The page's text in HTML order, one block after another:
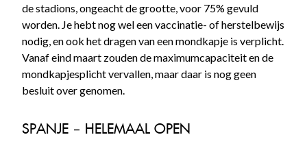
de stadions, ongeacht de grootte, voor 75% gevuld
worden. Je hebt nog wel een vaccinatie- of herstelbewijs
nodig, en ook het dragen van een mondkapje is verplicht.
Vanaf eind maart zouden de maximumcapaciteit en de
mondkapjesplicht vervallen, maar daar is nog geen
besluit over genomen.
SPANJE – HELEMAAL OPEN